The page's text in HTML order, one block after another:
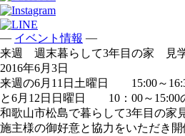
— イベント情報 —
来週 週末暮らして3年目の家 見
2016年6月3日
来週の6月11日土曜日 15:00～
と6月12日日曜日 10：00～15:00
和歌山市松島で暮らして3年目の家
施主様の御好意と協力をいただき